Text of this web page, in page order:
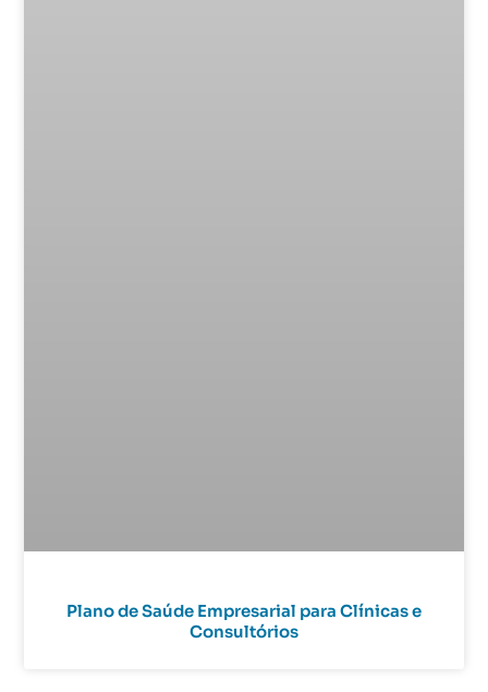
Plano de Saúde Empresarial para Clínicas e
Consultórios